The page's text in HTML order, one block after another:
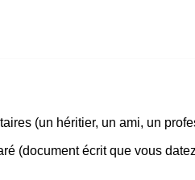
(un héritier, un ami, un
(document écrit que vous